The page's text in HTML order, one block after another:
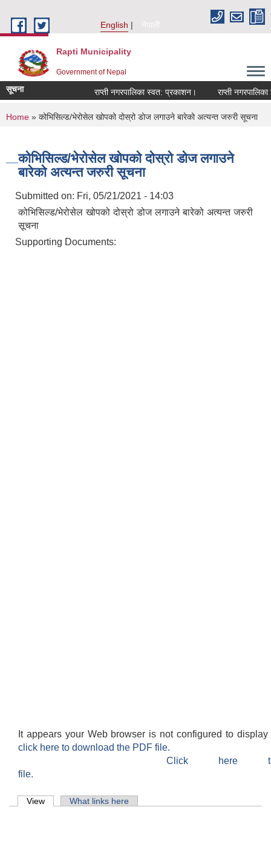
English
नेपाली
Rapti Municipality
Government of Nepal
सूचना राप्ती नगरपालिका स्वत: प्रकाशन। राप्ती नगरपालिका
You are here
Home » कोभिसिल्ड/भेरोसेल खोपको दोस्रो डोज लगाउने बारेको अत्यन्त जरुरी सूचना
कोभिसिल्ड/भेरोसेल खोपको दोस्रो डोज लगाउने
बारेको अत्यन्त जरुरी सूचना
Submitted on: Fri, 05/21/2021 - 14:03
कोभिसिल्ड/भेरोसेल खोपको दोस्रो डोज लगाउने बारेको अत्यन्त जरुरी
सूचना
Supporting Documents:
It appears your Web browser is not configured to
click here to download the PDF file.
Click here
file.
Primary tabs
View (active tab)What links here